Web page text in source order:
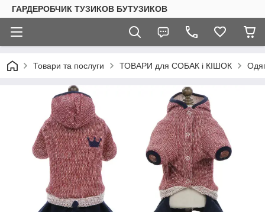
ГАРДЕРОБЧИК ТУЗИКОВ БУТУЗИКОВ
Товари та послуги ТОВАРИ для СОБАК і КІШОК